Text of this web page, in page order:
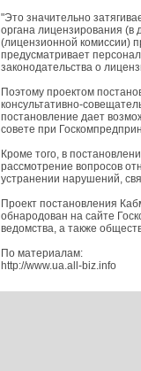
"Это значительно
органа лицензирования (в
(лицензионной комиссии)
предусматривает
законодательства о
Поэтому проектом
консультативно-
постановление дает
совете при
Кроме того, в
рассмотрение вопросов
устранении нарушений,
Проект постановления
обнародован на сайте
ведомства, а также
По материалам:
http://www.ua.all-biz.info